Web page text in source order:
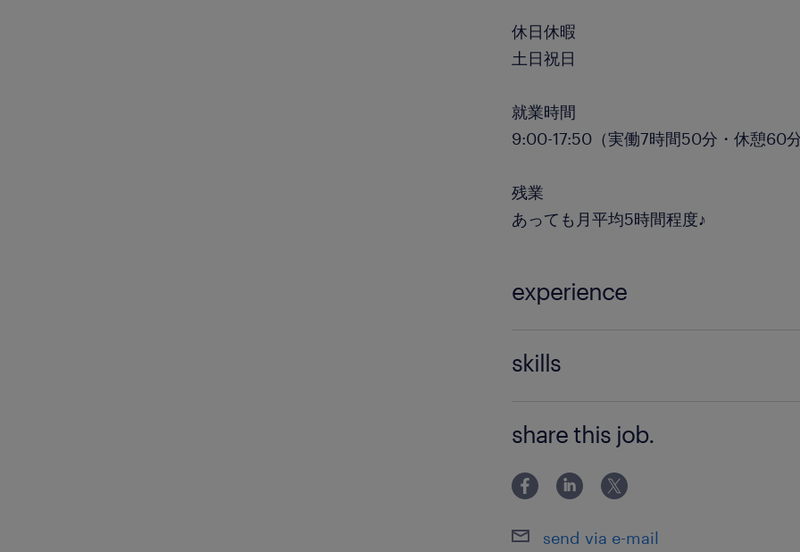
休日休暇
土日祝日
就業時間
9:00-17:50（実働7時間50分・休憩60
残業
あっても月平均5時間程度♪
experience
格をお持ちの方
skills
力が可能な方）
share this job.
send via e-mail